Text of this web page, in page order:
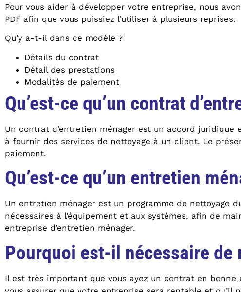
Pour vous aider à développer votre entreprise, nous
PDF afin que vous puissiez l’utiliser à plusieurs reprises.
Qu’y a-t-il dans ce modèle ?
Détails du contrat
Détail des prestations
Modalités de paiement
Qu’est-ce qu’un contrat
Un contrat d’entretien ménager est un accord juridique
à fournir des services de nettoyage à un client. Le
paiement.
Qu’est-ce qu’un entretien
Un entretien ménager est un programme de nettoyage
nécessaires à l’équipement et aux systèmes, afin de
entreprise d’entretien ménager.
Pourquoi est-il nécessaire de
Il est très important que vous ayez un contrat en